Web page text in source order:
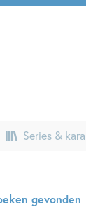
uitgevers
Series &
gevonden